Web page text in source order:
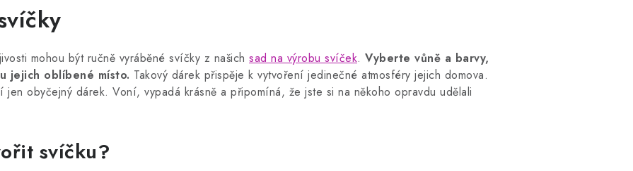
mohou být ručně vyráběné svíčky z našich sad na výrobu svíček. Vyberte vůně a barvy,
jejich oblíbené místo. Takový dárek přispěje k vytvoření jedinečné atmosféry jejich domova.
jen obyčejný dárek. Voní, vypadá krásně a připomíná, že jste si na někoho opravdu udělali
svíčku?